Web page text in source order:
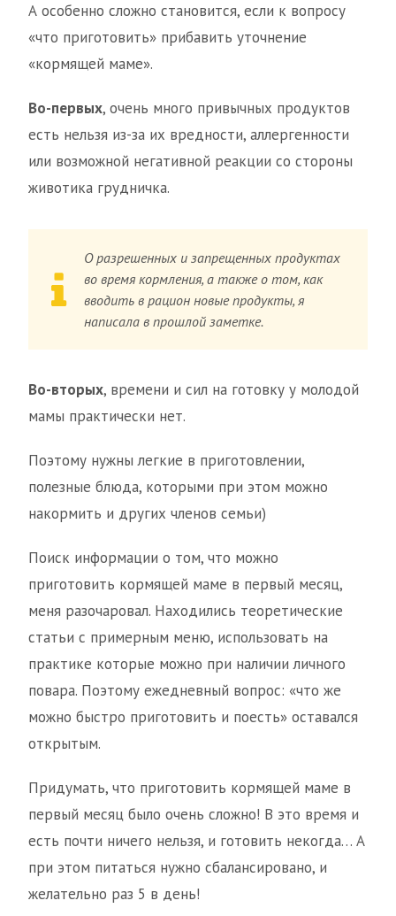
А особенно сложно становится, если к вопросу
«что приготовить» прибавить уточнение
«кормящей маме».
Во-первых, очень много привычных продуктов
есть нельзя из-за их вредности, аллергенности
или возможной негативной реакции со стороны
животика грудничка.
О разрешенных и запрещенных продуктах
во время кормления, а также о том, как
вводить в рацион новые продукты, я
написала в прошлой заметке.
Во-вторых, времени и сил на готовку у молодой
мамы практически нет.
Поэтому нужны легкие в приготовлении,
полезные блюда, которыми при этом можно
накормить и других членов семьи)
Поиск информации о том, что можно
приготовить кормящей маме в первый месяц,
меня разочаровал. Находились теоретические
статьи с примерным меню, использовать на
практике которые можно при наличии личного
повара. Поэтому ежедневный вопрос: «что же
можно быстро приготовить и поесть» оставался
открытым.
Придумать, что приготовить кормящей маме в
первый месяц было очень сложно! В это время и
есть почти ничего нельзя, и готовить некогда… А
при этом питаться нужно сбалансировано, и
желательно раз 5 в день!